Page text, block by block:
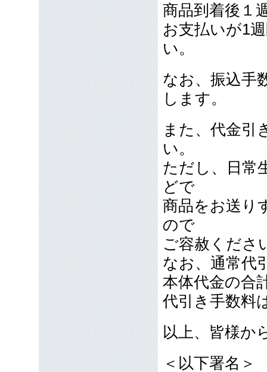
商品到着後１
お支払いが1
い。
なお、振込手
します。
また、代金引
い。
ただし、日常
どで
商品をお送り
ので
ご容赦くださ
なお、通常代
本体代金の合
代引き手数料
以上、皆様か
＜以下署名＞